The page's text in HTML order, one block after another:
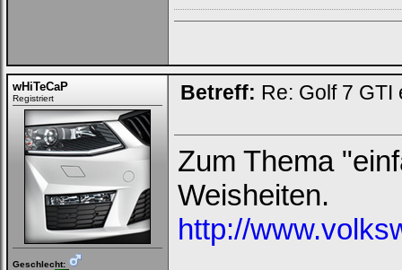
wHiTeCaP
Registriert
Geschlecht:
Betreff: Re: Golf 7
Zum Thema
Weisheiten.
http://